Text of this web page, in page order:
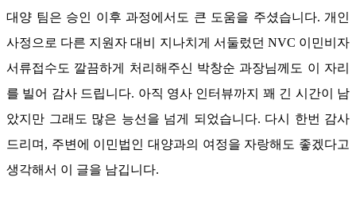
대양 팀은 승인 이후 과정에서도 큰 도움을 주셨습니다. 개인
사정으로 다른 지원자 대비 지나치게 서둘렀던 NVC 이민비자
서류접수도 깔끔하게 처리해주신 박창순 과장님께도 이 자리
를 빌어 감사 드립니다. 아직 영사 인터뷰까지 꽤 긴 시간이 남
았지만 그래도 많은 능선을 넘게 되었습니다. 다시 한번 감사
드리며 , 주변에 이민법인 대양과의 여정을 자랑해도 좋겠다고
생각해서 이 글을 남깁니다.